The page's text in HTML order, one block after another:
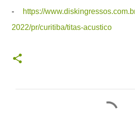
-
https://
2022/pr/curitiba/titas-acustico